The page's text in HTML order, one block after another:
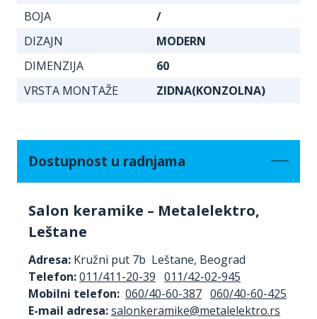
BOJA
/
DIZAJN
MODERN
DIMENZIJA
60
VRSTA MONTAŽE
ZIDNA(KONZOLNA)
Dostupnost u radnjama
Salon keramike – Metalelektro,
Leštane
Adresa: Kružni put 7b Leštane, Beograd
Telefon:011/411-20-39 011/42-02-945
Mobilni telefon: 060/40-60-387 060/40-60-425
E-mail adresa: